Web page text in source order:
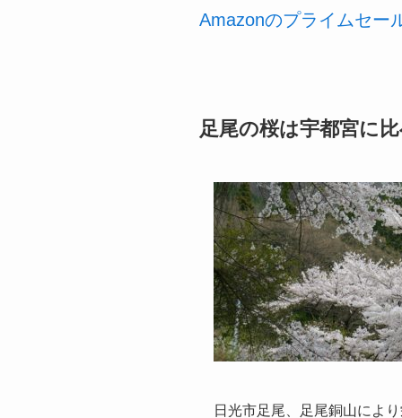
Amazonのプライムセー
足尾の桜は宇都宮に
日光市足尾、足尾銅山によ